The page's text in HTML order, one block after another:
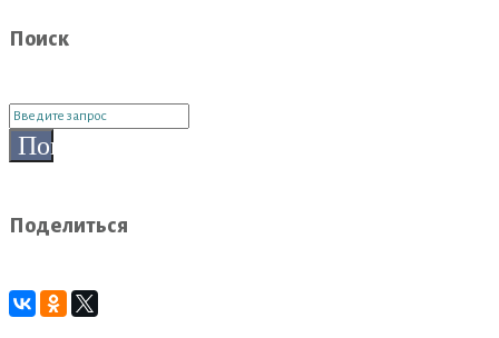
Поиск
Поиск
для:
Поиск
Поделиться